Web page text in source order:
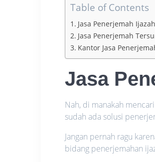
Table of Contents
Jasa Penerjemah Ijazah
Jasa Penerjemah
Kantor Jasa
Jasa
Nah, di manakah
sudah ada solusi
Jangan pernah ragu
bidang penerjemahan